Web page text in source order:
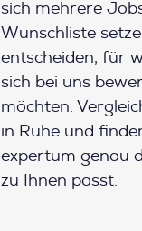
sich mehrere
Wunschliste
entscheiden, für
sich bei uns
möchten.
in Ruhe und
expertum genau
zu Ihnen passt.